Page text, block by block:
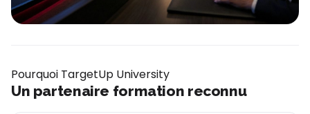
Pourquoi TargetUp University
Un partenaire formation reconnu